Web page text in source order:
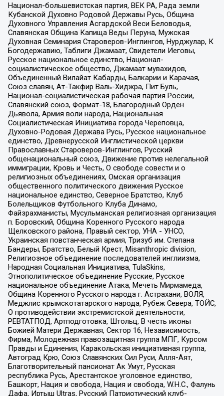
Национал-большевистская партия, ВЕК РА, Рада земли
Кубанской Духовно Родовой Державы Русь, Община
Духовного Управления Асгардской Веси Беловодья,
Славянская Община Капища Веды Перуна, Мужская
Духовная Семинария Староверов-Инглингов, Нурджулар, К
Богодержавию, Таблиги Джамаат, Свидетели Иеговы,
Русское национальное единство, Национал-
социалистическое общество, Джамаат мувахидов,
Объединенный Вилайат Кабарды, Балкарии и Карачая,
Союз славян, Ат-Такфир Валь-Хиджра, Пит Буль,
Национал-социалистическая рабочая партия России,
Славянский союз, Формат-18, Благородный Орден
Дьявола, Армия воли народа, Национальная
Социалистическая Инициатива города Череповца,
Духовно-Родовая Держава Русь, Русское национальное
единство, Древнерусской Инглистической церкви
Православных Староверов-Инглингов, Русский
общенациональный союз, Движение против нелегальной
иммиграции, Кровь и Честь, О свободе совести и о
религиозных объединениях, Омская организация
общественного политического движения Русское
национальное единство, Северное Братство, Клуб
Болельщиков Футбольного Клуба Динамо,
Файзрахманисты, Мусульманская религиозная организация
п. Боровский, Община Коренного Русского народа
Щелковского района, Правый сектор, УНА - УНСО,
Украинская повстанческая армия, Тризуб им. Степана
Бандеры, Братство, Белый Крест, Misanthropic division,
Религиозное объединение последователей инглиизма,
Народная Социальная Инициатива, TulaSkins,
Этнополитическое объединение Русские, Русское
национальное объединение Атака, Мечеть Мирмамеда,
Община Коренного Русского народа г. Астрахани, ВОЛЯ,
Меджлис крымскотатарского народа, Рубеж Севера, ТОЙС,
О противодействии экстремистской деятельности,
РЕВТАТПОД, Артподготовка, Штольц, В честь иконы
Божией Матери Державная, Сектор 16, Независимость,
Фирма, Молодежная правозащитная группа МПГ, Курсом
Правды и Единения, Каракольская инициативная группа,
Автоград Крю, Союз Славянских Сил Руси, Алля-Аят,
Благотворительный пансионат Ак Умут, Русская
республика Русь, Арестантское уголовное единство,
Башкорт, Нация и свобода, Нация и свобода, W.H.С., Фалунь
Дафа, Иртыш Ultras, Русский Патриотический клуб-